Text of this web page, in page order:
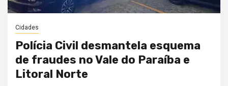
Cidades
Polícia Civil desmantela esquema
de fraudes no Vale do Paraíba e
Litoral Norte